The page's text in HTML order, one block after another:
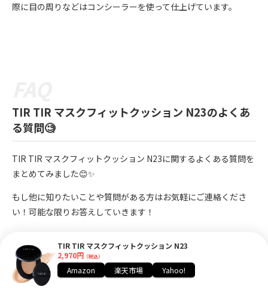
際に目の周りなどはコンシーラーを使って仕上げています。
TIR TIR マスクフィットクッション N23のよくあ
る質問🧐
TIR TIR マスクフィットクッション N23に関するよくある質問を
まとめてみました😊✨
もし他に知りたいことや質問がある方はお気軽にご連絡くださ
い！可能な限りお答えしていきます！
日本製ですか？
A.TIRTIRは韓国製です。
TIR TIR マスクフィットクッション N23
2,970円 （税込）
Amazon 楽天市場 Yahoo!